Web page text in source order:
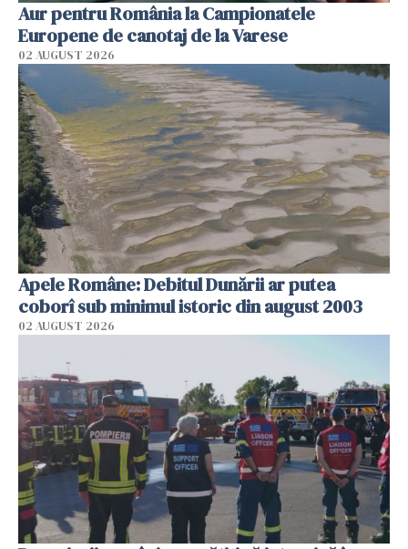
Aur pentru România la Campionatele
Europene de canotaj de la Varese
02 AUGUST 2026
Apele Române: Debitul Dunării ar putea
coborî sub minimul istoric din august 2003
02 AUGUST 2026